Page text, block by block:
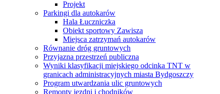
Projekt
Parkingi dla autokarów
Hala Łuczniczka
Obiekt sportowy Zawisza
Miejsca zatrzymań autokarów
Równanie dróg gruntowych
Przyjazna przestrzeń publiczna
Wyniki klasyfikacji miejskiego odcinka TNT w
granicach administracyjnych miasta Bydgoszczy
Program utwardzania ulic gruntowych
Remonty jezdni i chodników